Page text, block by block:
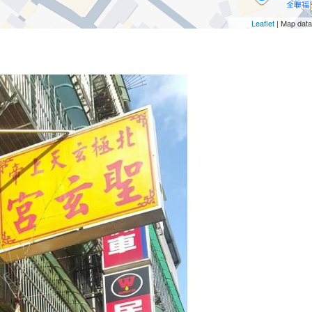
Leaflet| Map